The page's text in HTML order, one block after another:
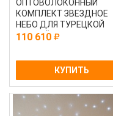
ОПТОВОЛОКОННЫЙ
КОМПЛЕКТ ЗВЕЗДНОЕ
НЕБО ДЛЯ ТУРЕЦКОЙ
ПАРНОЙ С ПРОЕКТОРОМ
110 610
КУПИТЬ